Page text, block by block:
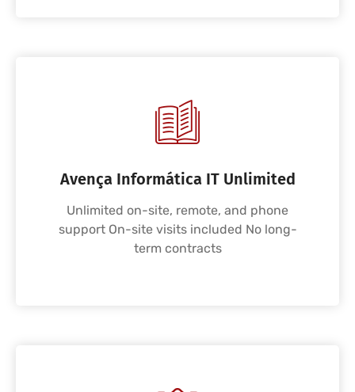
Avença Informática IT Unlimited
Unlimited on-site, remote, and phone
support On-site visits included No long-
term contracts